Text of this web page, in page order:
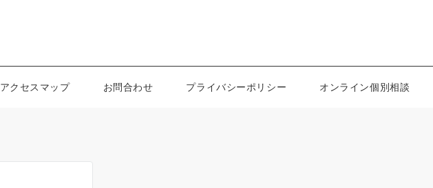
アクセスマップ お問合わせ プライバシーポリシー オンライン個別相談